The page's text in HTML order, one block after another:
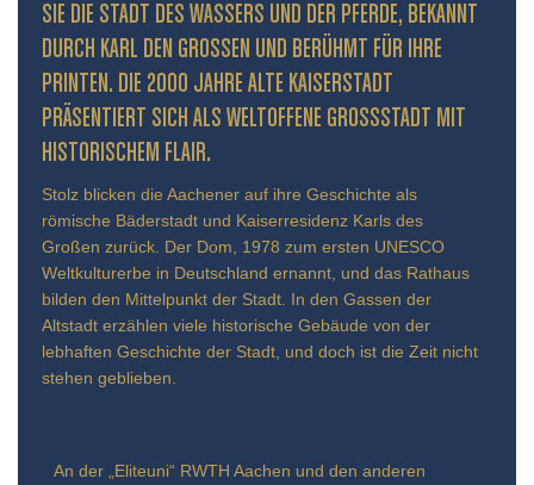
IE DIE STADT DES WASSERS UND DER PFERDE, BEKANNT D
URCH KARL DEN GROSSEN UND BERÜHMT FÜR IHRE PR
INTEN. DIE 2000 JAHRE ALTE KAISERSTADT PR
ÄSENTIERT SICH ALS WELTOFFENE GROSSSTADT MIT HIS
TORISCHEM FLAIR.
Stolz blicken die Aachener auf ihre Geschichte als
römische Bäderstadt und Kaiserresidenz Karls des
Großen zurück. Der Dom, 1978 zum ersten UNESCO
Weltkulturerbe in Deutschland ernannt, und das Rathaus
bilden den Mittelpunkt der Stadt. In den Gassen der
Altstadt erzählen viele historische Gebäude von der
lebhaften Geschichte der Stadt, und doch ist die Zeit nicht
stehen geblieben.
An der „Eliteuni“ RWTH Aachen und den anderen